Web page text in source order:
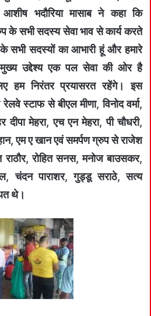
भदौरिया मासाब ने कहा कि
के सभी सदस्य सेवा भाव से कार्य करते
सभी सदस्यों का आभारी हूं और हमारे
उद्देश्य एक पल सेवा की ओर है
हम निरंतर प्रयासरत रहेंगे। इस
स्टाफ से बीएल मीणा, विनोद वर्मा,
दीपा मेहरा, एच एन मेहरा, पी चौधरी,
एम ए खान एवं समर्पण ग्रुप से राजेश
राठौर, रोहित सनस, मनोज बाउसकर,
चंदन पाराशर, गुड्डू सराठे, सत्य
थे।